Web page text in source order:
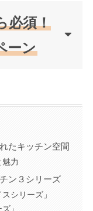
必須！
ーン
たキッチン空間
力
ン３シリーズ
シリーズ」
」